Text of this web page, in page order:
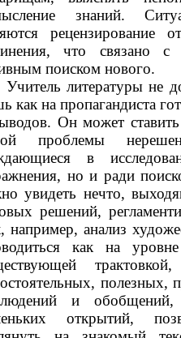
знаний.
рецензирование
что связано с
поиском нового.
Учитель литературы не
как на пропагандиста
Он может
проблемы
в
но и ради
увидеть нечто,
решений,
например, анализ
как на
полезных,
и
открытий,